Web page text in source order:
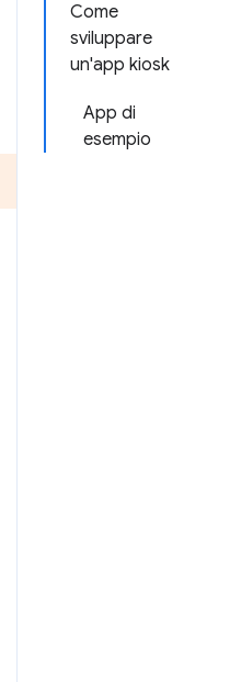
Come
sviluppare
un'app kiosk
App di
esempio